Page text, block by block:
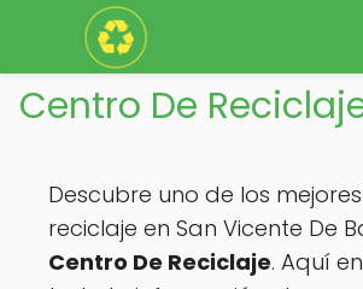
Centro De
Descubre uno de los
reciclaje en San Vicente De
Centro De Reciclaje. Aquí